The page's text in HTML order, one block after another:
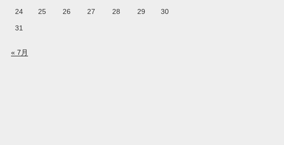
24 25 26 27 28 29 30
31
« 7月